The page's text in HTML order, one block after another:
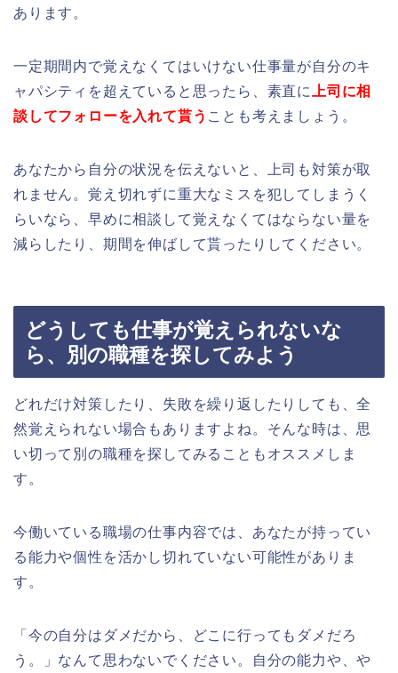
あります。
一定期間内で覚えなくてはいけない仕事量が自分のキ
ャパシティを超えていると思ったら、素直に
上司に相
談してフォローを入れて貰う ことも考えましょう。
あなたから自分の状況を伝えないと、上司も対策が取
れません。覚え切れずに重大なミスを犯してしまうく
らいなら、早めに相談して覚えなくてはならない量を
減らしたり、期間を伸ばして貰ったりしてください。
どうしても仕事が覚えられないな
ら、別の職種を探してみよう
どれだけ対策したり、失敗を繰り返したりしても、全
然覚えられない場合もありますよね。そんな時は、思
い切って別の職種を探してみることもオススメしま
す。
今働いている職場の仕事内容では、あなたが持ってい
る能力や個性を活かし切れていない可能性がありま
す。
「今の自分はダメだから、どこに行ってもダメだろ
う。」なんて思わないでください。自分の能力や、や